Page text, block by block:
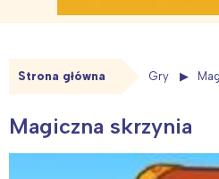
Strona główna Gry
Magiczna skrzynia